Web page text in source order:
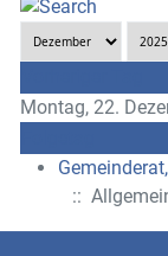
Montag, 22.
::